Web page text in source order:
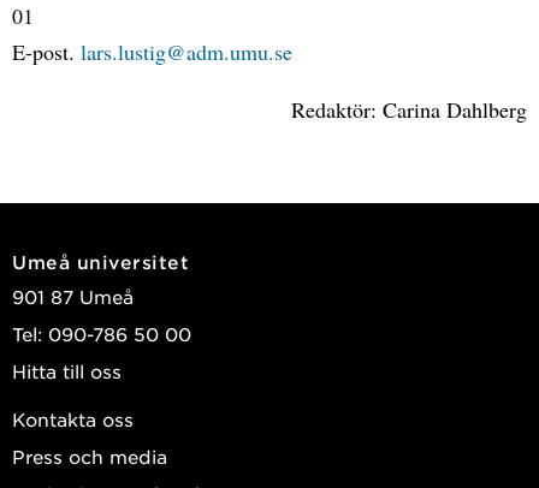
01
E-post. lars.lustig@adm.umu.se
Redaktör: Carina Dahlberg
Umeå universitet
901 87 Umeå
Tel: 090-786 50 00
Hitta till oss
Kontakta oss
Press och media